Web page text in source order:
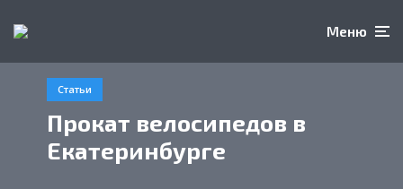
Меню
Статьи
Прокат велосипедов в
Екатеринбурге